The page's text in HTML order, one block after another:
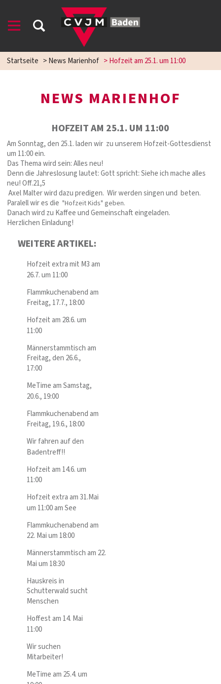
Startseite >News Marienhof >Hofzeit am 25.1. um 11:00
NEWS MARIENHOF
HOFZEIT AM 25.1. UM 11:00
Am Sonntag, den 25.1. laden wir zu unserem Hofzeit-Gottesdienst
um 11:00 ein.
Das Thema wird sein: Alles neu!
Denn die Jahreslosung lautet: Gott spricht: Siehe ich mache alles
neu! Off.21,5
Axel Malter wird dazu predigen. Wir werden singen und beten.
Paralell wir es die "Hofzeit Kids" geben.
Danach wird zu Kaffee und Gemeinschaft eingeladen.
Herzlichen Einladung!
WEITERE ARTIKEL:
Hofzeit extra mit M3 am
26.7. um 11:00
Flammkuchenabend am
Freitag, 17.7., 18:00
Hofzeit am 28.6. um
11:00
Männerstammtisch am
Freitag, den 26.6.,
17:00
MeTime am Samstag,
20.6., 19:00
Flammkuchenabend am
Freitag, 19.6., 18:00
Wir fahren auf den
Badentreff!!
Hofzeit am 14.6. um
11:00
Hofzeit extra am 31.Mai
um 11:00 am See
Flammkuchenabend am
22. Mai um 18:00
Männerstammtisch am 22.
Mai um 18:30
Hauskreis in
Schutterwald sucht
Menschen
Hoffest am 14. Mai
11:00
Wir suchen
Mitarbeiter!
MeTime am 25.4. um